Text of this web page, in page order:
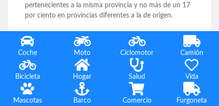
pertenecientes a la misma provincia y no más de un 17
por ciento en provincias diferentes a la de origen.
Coche Moto Ciclomotor Camión
Bicicleta Hogar Salud Vida
Mascotas Barco Comercio Furgoneta